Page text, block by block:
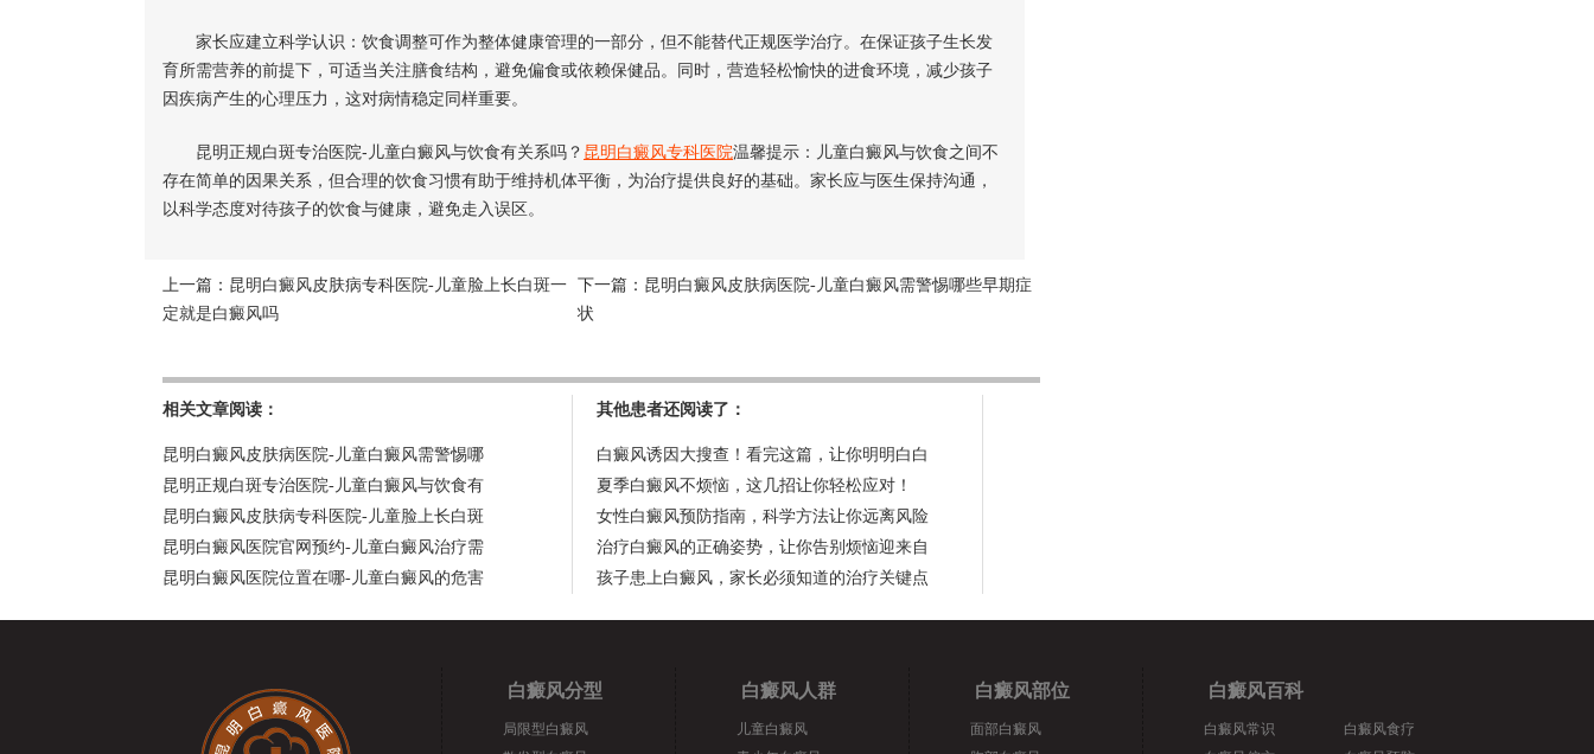
家长应建立科学认识：饮食调整可作为整体健康管理的一部分，但不能替代正规医学治疗。在保证孩子生长发
育所需营养的前提下，可适当关注膳食结构，避免偏食或依赖保健品。同时，营造轻松愉快的进食环境，减少孩子
因疾病产生的心理压力，这对病情稳定同样重要。
昆明正规白斑专治医院-儿童白癜风与饮食有关系吗？ 昆明白癜风专科医院温馨提示：儿童白癜风与饮食之间不
存在简单的因果关系，但合理的饮食习惯有助于维持机体平衡，为治疗提供良好的基础。家长应与医生保持沟通，
以科学态度对待孩子的饮食与健康，避免走入误区。
上一篇： 昆明白癜风皮肤病专科医院-儿童脸上长白斑一
定就是白癜风吗
下一篇： 昆明白癜风皮肤病医院-儿童白癜风需警惕哪些早期症
状
相关文章阅读：
昆明白癜风皮肤病医院-儿童白癜风需警惕哪
昆明正规白斑专治医院-儿童白癜风与饮食有
昆明白癜风皮肤病专科医院-儿童脸上长白斑
昆明白癜风医院官网预约-儿童白癜风治疗需
昆明白癜风医院位置在哪-儿童白癜风的危害
其他患者还阅读了：
白癜风诱因大搜查！看完这篇，让你明明白白
夏季白癜风不烦恼，这几招让你轻松应对！
女性白癜风预防指南，科学方法让你远离风险
治疗白癜风的正确姿势，让你告别烦恼迎来自
孩子患上白癜风，家长必须知道的治疗关键点
白癜风分型
局限型白癜风
白癜风人群
儿童白癜风
白癜风部位
面部白癜风
白癜风百科
白癜风常识
白癜风食疗